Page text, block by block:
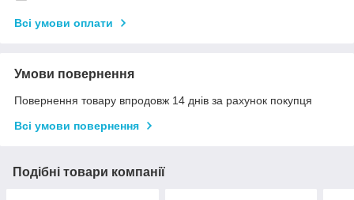
Всі умови оплати
Умови повернення
Повернення товару впродовж 14 днів за рахунок покупця
Всі умови повернення
Подібні товари компанії